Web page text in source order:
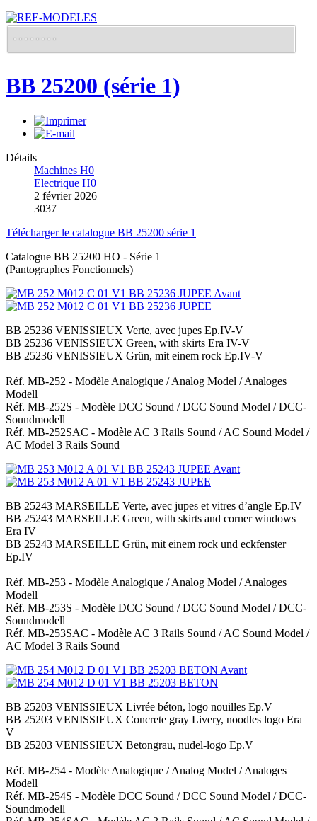
BB 25200 (série 1)
Détails
Machines H0
Electrique H0
2 février 2026
3037
Télécharger le catalogue BB 25200 série 1
Catalogue BB 25200 HO - Série 1
(Pantographes Fonctionnels)
BB 25236 VENISSIEUX Verte, avec jupes Ep.IV-V
BB 25236 VENISSIEUX Green, with skirts Era IV-V
BB 25236 VENISSIEUX Grün, mit einem rock Ep.IV-V
Réf. MB-252 - Modèle Analogique / Analog Model / Analoges
Modell
Réf. MB-252S - Modèle DCC Sound / DCC Sound Model / DCC-
Soundmodell
Réf. MB-252SAC - Modèle AC 3 Rails Sound / AC Sound Model /
AC Model 3 Rails Sound
BB 25243 MARSEILLE Verte, avec jupes et vitres d’angle Ep.IV
BB 25243 MARSEILLE Green, with skirts and corner windows
Era IV
BB 25243 MARSEILLE Grün, mit einem rock und eckfenster
Ep.IV
Réf. MB-253 - Modèle Analogique / Analog Model / Analoges
Modell
Réf. MB-253S - Modèle DCC Sound / DCC Sound Model / DCC-
Soundmodell
Réf. MB-253SAC - Modèle AC 3 Rails Sound / AC Sound Model /
AC Model 3 Rails Sound
BB 25203 VENISSIEUX Livrée béton, logo nouilles Ep.V
BB 25203 VENISSIEUX Concrete gray Livery, noodles logo Era
V
BB 25203 VENISSIEUX Betongrau, nudel-logo Ep.V
Réf. MB-254 - Modèle Analogique / Analog Model / Analoges
Modell
Réf. MB-254S - Modèle DCC Sound / DCC Sound Model / DCC-
Soundmodell